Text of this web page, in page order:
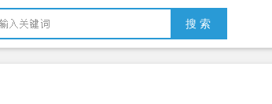
搜 索